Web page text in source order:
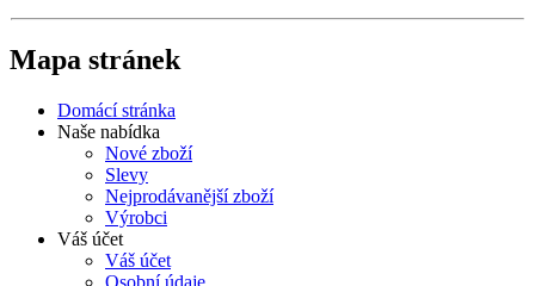
Mapa stránek
Domácí stránka
Naše nabídka
Nové zboží
Slevy
Nejprodávanější zboží
Výrobci
Váš účet
Váš účet
Osobní údaje